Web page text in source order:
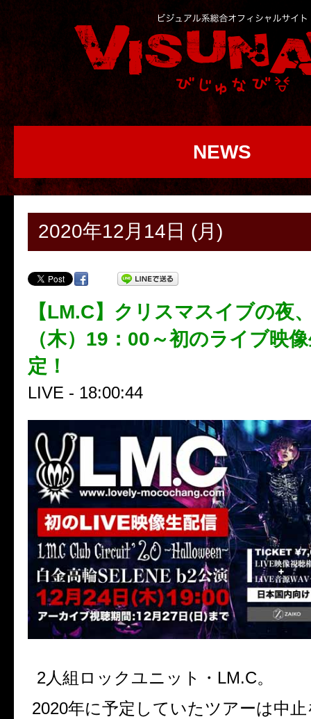
NEWS
2020年12月14日 (月)
【LM.C】クリスマスイブの夜
（木）19：00～初のライブ映
定！
LIVE - 18:00:44
2人組ロックユニット・LM.C。
2020年に予定していたツアーは中